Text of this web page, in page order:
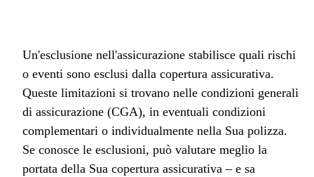
Un'esclusione nell'assicurazione stabilisce quali rischi
o eventi sono esclusi dalla copertura assicurativa.
Queste limitazioni si trovano nelle condizioni generali
di assicurazione (CGA), in eventuali condizioni
complementari o individualmente nella Sua polizza.
Se conosce le esclusioni, può valutare meglio la
portata della Sua copertura assicurativa – e sa